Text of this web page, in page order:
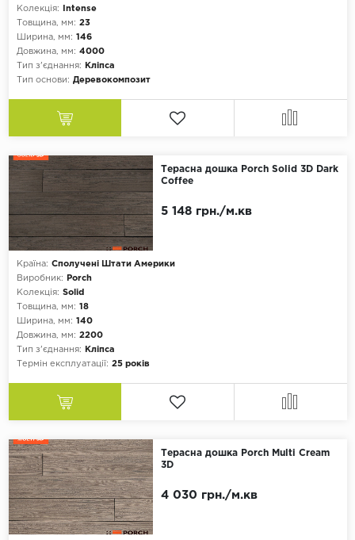
Колекція:
Intense
Товщина, мм: 23
Ширина, мм: 146
Довжина, мм: 4000
Тип з'єднання:
Кліпса
Тип основи: Деревокомпозит
Терасна дошка Porch Solid 3D Dark
Coffee
Країна: Сполучені Штати Америки
Виробник:
Porch
Колекція: Solid
Товщина, мм: 18
Ширина, мм: 140
Довжина, мм: 2200
Тип з'єднання:
Кліпса
Термін експлуатації: 25 років
5 148 грн./м.кв
Терасна дошка Porch Multi Cream
3D
4 030 грн./м.кв